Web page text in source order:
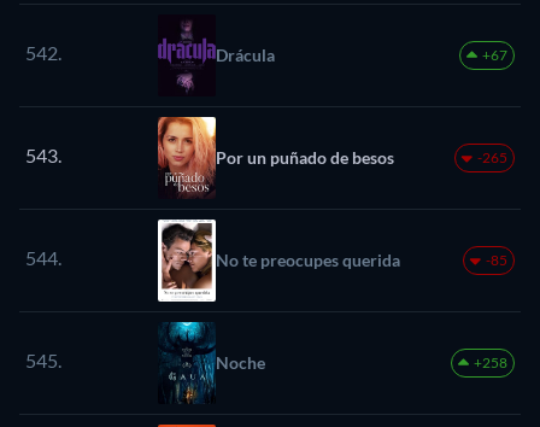
542. Drácula +67
543. Por un puñado de besos -265
544. No te preocupes querida -85
545. Noche +258